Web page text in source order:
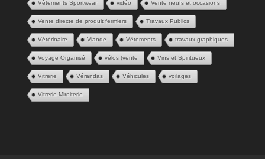
Vêtements Sportwear vidéo Vente neufs et occasions
Vente directe de produit fermiers Travaux Publics
Vétérinaire Viande Vêtements travaux graphiques
Voyage Organisé vélos (vente Vins et Spiritueux
Vitrerie Vérandas Véhicules voilages
Vitrerie-Miroiterie